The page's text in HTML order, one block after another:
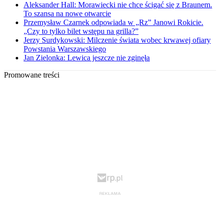
Aleksander Hall: Morawiecki nie chce ścigać się z Braunem.
To szansa na nowe otwarcie
Przemysław Czarnek odpowiada w „Rz” Janowi Rokicie.
„Czy to tylko bilet wstępu na grilla?”
Jerzy Surdykowski: Milczenie świata wobec krwawej ofiary
Powstania Warszawskiego
Jan Zielonka: Lewica jeszcze nie zginęła
Promowane treści